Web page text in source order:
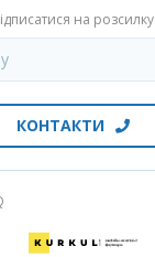
на розсилку
КОНТАКТИ